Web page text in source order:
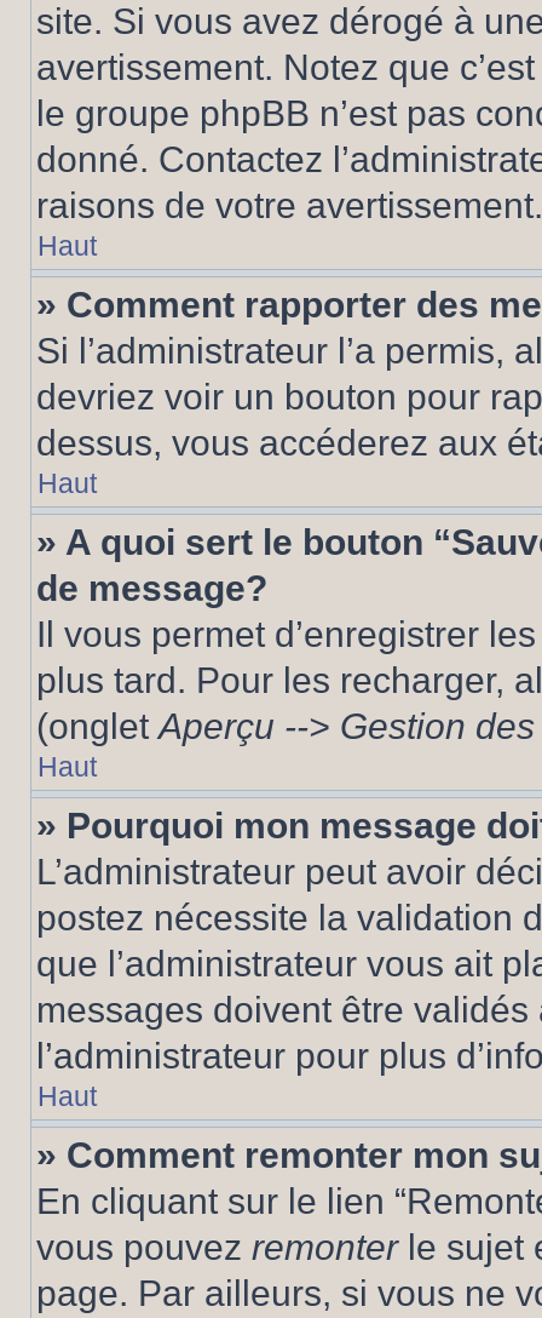
site. Si vous avez dérogé à
avertissement. Notez que
le groupe phpBB n’est pas
donné. Contactez
raisons de votre avertissement.
Haut
» Comment rapporter des
Si l’administrateur l’a permis,
devriez voir un bouton pour
dessus, vous accéderez aux
Haut
» A quoi sert le bouton
de message?
Il vous permet d’enregistrer
plus tard. Pour les recharger,
(ongletAperçu --> Gestion
Haut
» Pourquoi mon message
L’administrateur peut avoir
postez nécessite la validation
que l’administrateur vous ait
messages doivent être validés
l’administrateur pour plus
Haut
» Comment remonter mon
En cliquant sur le lien
vous pouvez remonterle sujet
page. Par ailleurs, si vous ne